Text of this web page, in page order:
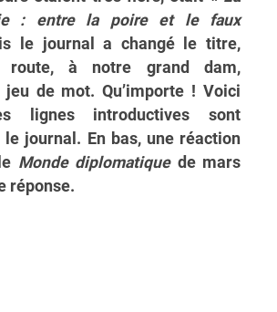
: entre la poire et le faux
le journal a changé le titre,
route, à notre grand dam,
jeu de mot. Qu’importe ! Voici
lignes introductives sont
le journal. En bas, une réaction
Monde diplomatiquede mars
réponse.